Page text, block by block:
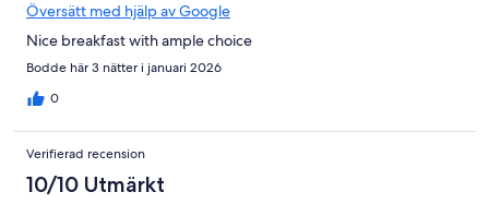
Översätt med hjälp av Google
Nice breakfast with ample choice
Bodde här 3 nätter i januari 2026
0
Verifierad recension
10/10 Utmärkt